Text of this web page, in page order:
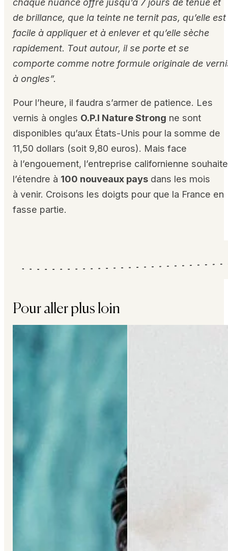
de brillance, que la teinte ne ternit pas, qu’elle est
facile à appliquer et à enlever et qu’elle sèche
rapidement. Tout autour, il se porte et se
comporte comme notre formule originale de
à ongles”.
Pour l’heure, il faudra s’armer de patience. Les
vernis à ongles O.P.I Nature Strong ne sont
disponibles qu’aux États-Unis pour la somme de
11,50 dollars (soit 9,80 euros). Mais face
à l’engouement, l’entreprise californienne souhaite
l’étendre à 100 nouveaux pays dans les mois
à venir. Croisons les doigts pour que la France en
fasse partie.
Pour aller plus loin